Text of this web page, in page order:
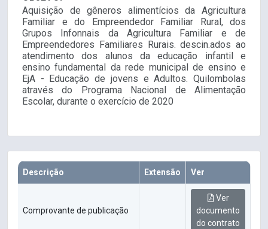
Aquisição de gêneros alimentícios da Agricultura
Familiar e do Empreendedor Familiar Rural, dos
Grupos Infonnais da Agricultura Familiar e de
Empreendedores Familiares Rurais. descin.ados ao
atendimento dos alunos da educação infantil e
ensino fundamental da rede municipal de ensino e
EjA - Educação de jovens e Adultos. Quilombolas
através do Programa Nacional de Alimentação
Escolar, durante o exercício de 2020
Descrição Extensão Ver
Comprovante de publicação
Ver
documento
do contrato